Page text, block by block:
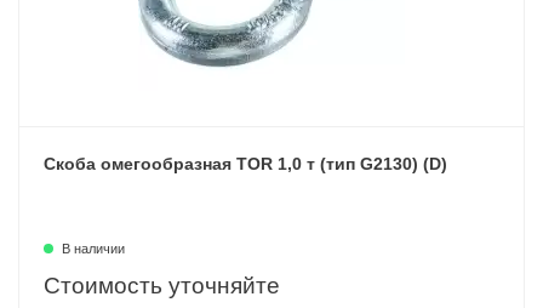
Скоба омегообразная TOR 1,0 т (тип G2130) (D)
В наличии
Стоимость уточняйте